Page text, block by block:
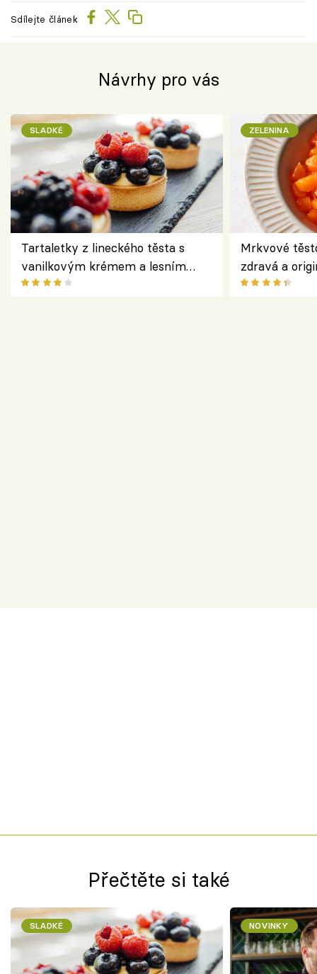
Sdílejte článek
Návrhy pro vás
SLADKÉ
Tartaletky z lineckého těsta s
vanilkovým krémem a lesním
ovocem podle Bread Society
ZELENINA
Mrkvové
zdravá a
klasiky
Přečtěte si také
SLADKÉ NOVINKY